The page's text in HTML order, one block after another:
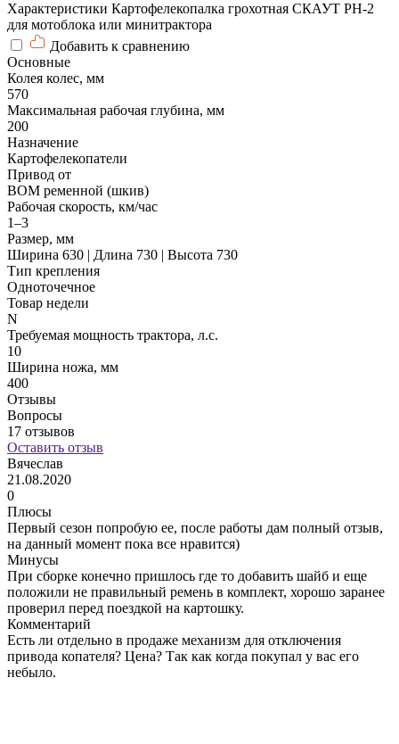
Характеристики Картофелекопалка грохотная СКАУТ PH-2
для мотоблока или минитрактора
Добавить к сравнению
Основные
Колея колес, мм
570
Максимальная рабочая глубина, мм
200
Назначение
Картофелекопатели
Привод от
ВОМ ременной (шкив)
Рабочая скорость, км/час
1–3
Размер, мм
Ширина 630 | Длина 730 | Высота 730
Тип крепления
Одноточечное
Товар недели
N
Требуемая мощность трактора, л.с.
10
Ширина ножа, мм
400
Отзывы
Вопросы
17 отзывов
Оставить отзыв
Вячеслав
21.08.2020
0
Плюсы
Первый сезон попробую ее, после работы дам полный отзыв,
на данный момент пока все нравится)
Минусы
При сборке конечно пришлось где то добавить шайб и еще
положили не правильный ремень в комплект, хорошо заранее
проверил перед поездкой на картошку.
Комментарий
Есть ли отдельно в продаже механизм для отключения
привода копателя? Цена? Так как когда покупал у вас его
небыло.